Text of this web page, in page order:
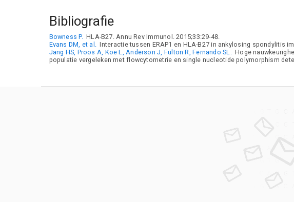
Bibliografie
Bowness P. HLA-B27. Annu Rev Immunol. 2015;33:29-48.
Evans DM, et al.
Interactie tussen ERAP1 en HLA-B27 in ankylosing spondylitis
Jang HS, Proos A, Koe L, Anderson J, Fulton R, Fernando SL.
Hoge
populatie vergeleken met flowcytometrie en single nucleotide polymorphism